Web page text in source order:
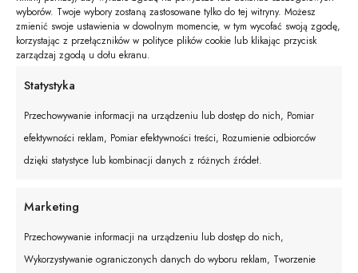
wyborów. Twoje wybory zostaną zastosowane tylko do tej witryny. Możesz
zmienić swoje ustawienia w dowolnym momencie, w tym wycofać swoją zgodę,
korzystając z przełączników w polityce plików cookie lub klikając przycisk
zarządzaj zgodą u dołu ekranu.
Statystyka
Przechowywanie informacji na urządzeniu lub dostęp do nich, Pomiar
efektywności reklam, Pomiar efektywności treści, Rozumienie odbiorców
dzięki statystyce lub kombinacji danych z różnych źródeł.
Marketing
Przechowywanie informacji na urządzeniu lub dostęp do nich,
Wykorzystywanie ograniczonych danych do wyboru reklam, Tworzenie